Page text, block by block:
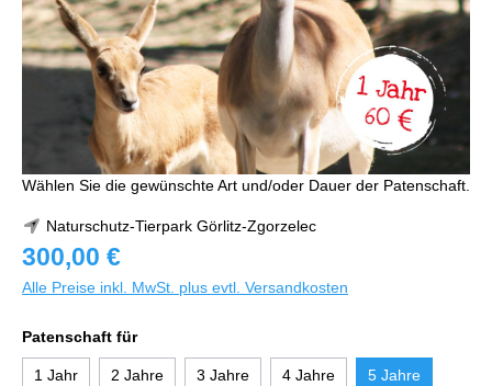
Wählen Sie die gewünschte Art und/oder Dauer der Patenschaft.
Naturschutz-Tierpark Görlitz-Zgorzelec
300,00 €
Alle Preise inkl. MwSt. plus evtl. Versandkosten
Patenschaft für
1 Jahr 2 Jahre 3 Jahre 4 Jahre 5 Jahre